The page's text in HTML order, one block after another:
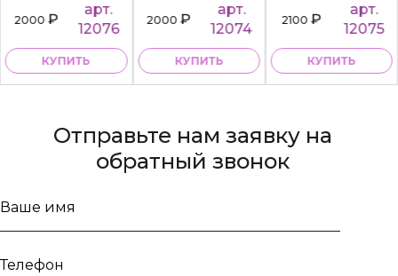
2000₽
арт.
12076
КУПИТЬ
2000₽
арт.
12074
КУПИТЬ
2100₽
арт.
12075
КУПИТЬ
Отправьте нам заявку на
обратный звонок
Ваше